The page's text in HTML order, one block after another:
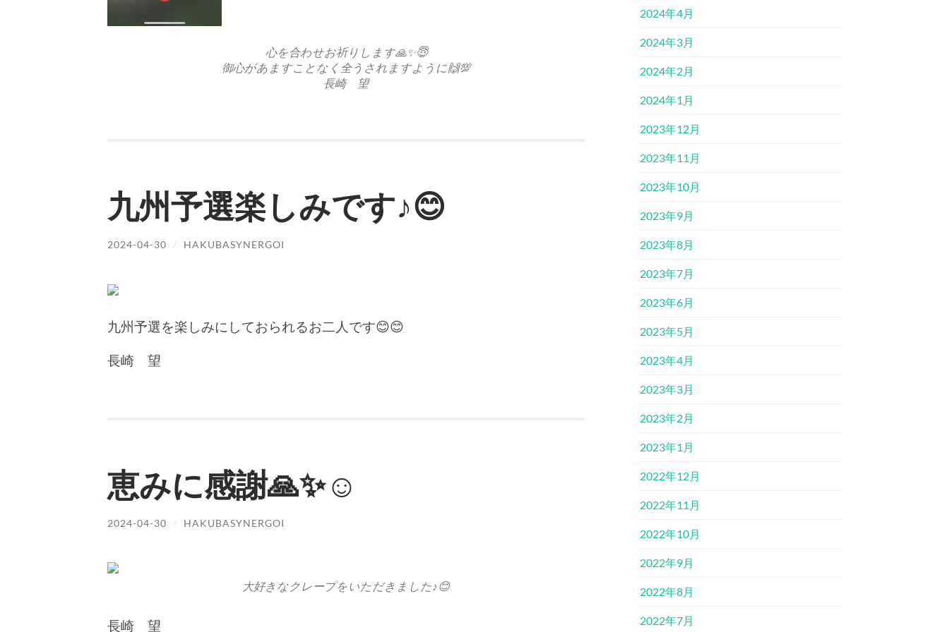
心を合わせお祈りします🙏✨😇
御心があますことなく全うされますように🙌💯
長崎 望
九州予選楽しみです♪😊
2024-04-30 / HAKUBASYNERGOI
九州予選を楽しみにしておられるお二人です😊😊
長崎 望
恵みに感謝🙏✨☺️
2024-04-30 / HAKUBASYNERGOI
大好きなクレープをいただきました♪😊
長崎 望
2024年4月
2024年3月
2024年2月
2024年1月
2023年12月
2023年11月
2023年10月
2023年9月
2023年8月
2023年7月
2023年6月
2023年5月
2023年4月
2023年3月
2023年2月
2023年1月
2022年12月
2022年11月
2022年10月
2022年9月
2022年8月
2022年7月